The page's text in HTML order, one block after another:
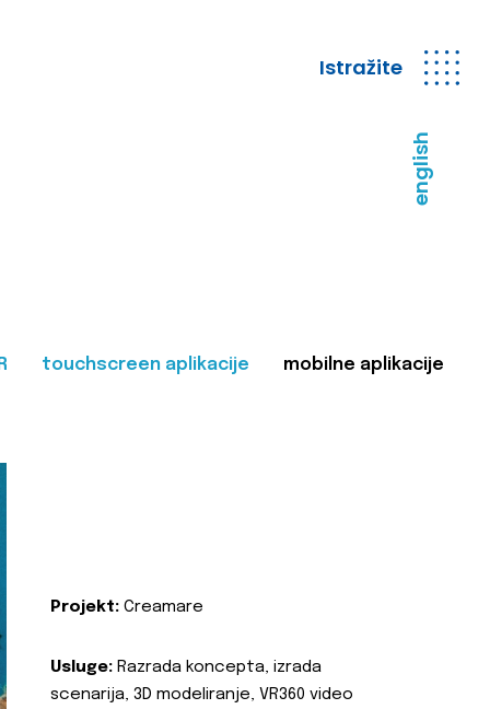
Istražite
english
touchscreen aplikacije mobilne aplikacije
Projekt: Creamare
Usluge: Razrada koncepta, izrada
scenarija, 3D modeliranje, VR360 video